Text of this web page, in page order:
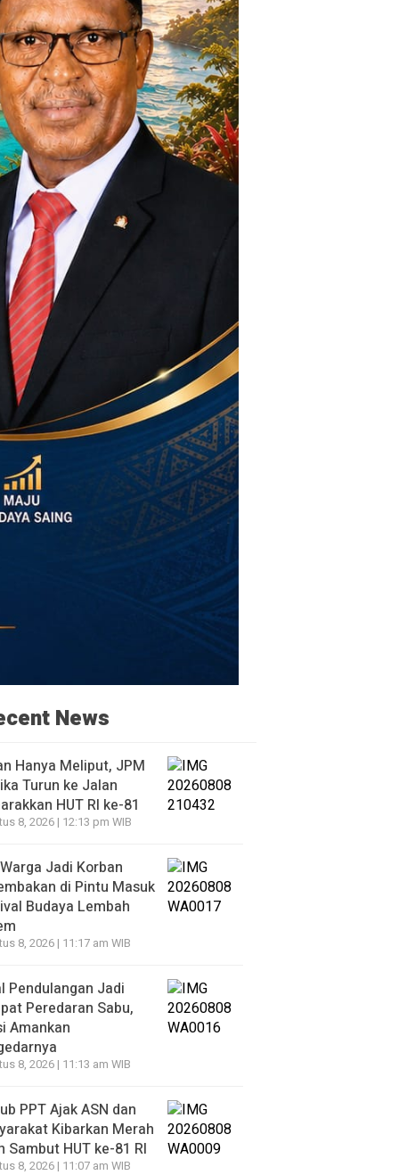
News
Hanya Meliput, JPM
Turun ke Jalan
HUT RI ke-81
8, 2026 | 12:13 pm WIB
Jadi Korban
di Pintu Masuk
Budaya Lembah
8, 2026 | 11:17 am WIB
Pendulangan Jadi
Peredaran Sabu,
Amankan
8, 2026 | 11:13 am WIB
PPT Ajak ASN dan
Kibarkan Merah
Sambut HUT ke-81 RI
8, 2026 | 11:07 am WIB